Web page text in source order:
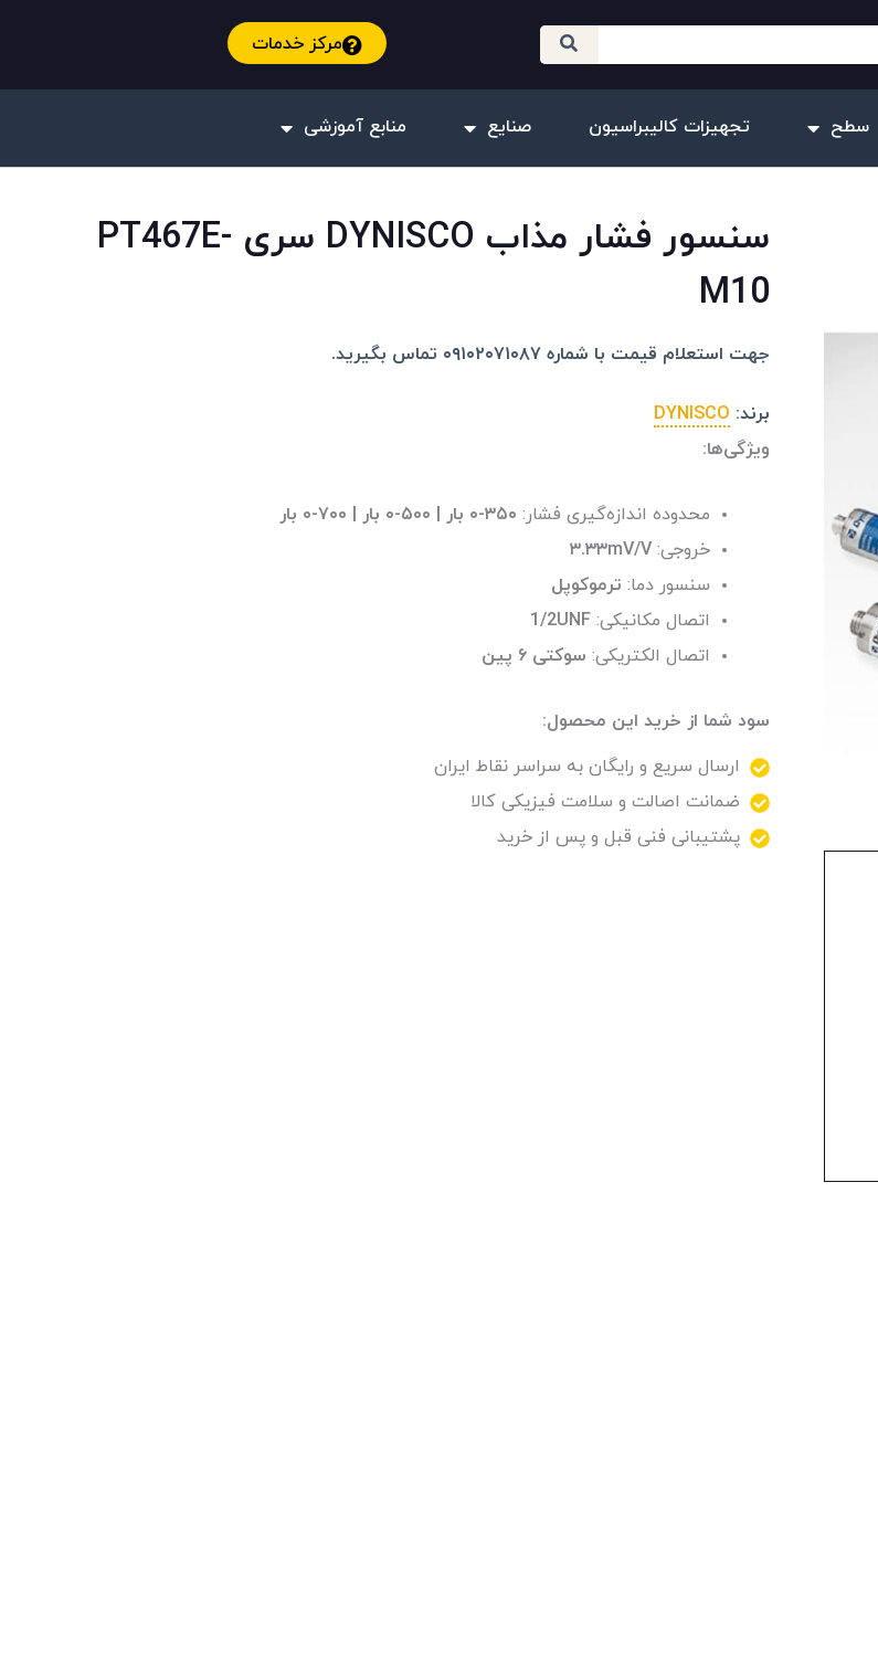
مرکز خدمات
سطح تجهیزات کالیبراسیون صنایع منابع آموزشی
سنسور فشار مذاب DYNISCO سری PT467E-
M10
جهت استعلام قیمت با شماره ۰۹۱۰۲۰۷۱۰۸۷ تماس بگیرید.
برند: DYNISCO
ویژگی‌ها:
محدوده اندازه‌گیری فشار: ۳۵۰-۰ بار | ۵۰۰-۰ بار | ۷۰۰-۰ بار
خروجی:۳.۳۳mV/V
سنسور دما: ترموکوپل
اتصال مکانیکی:‌ 1/2UNF
اتصال الکتریکی: سوکتی ۶ پین
سود شما از خرید این محصول:
ارسال سریع و رایگان به سراسر نقاط ایران
ضمانت اصالت و سلامت فیزیکی کالا
پشتیبانی فنی قبل و پس از خرید